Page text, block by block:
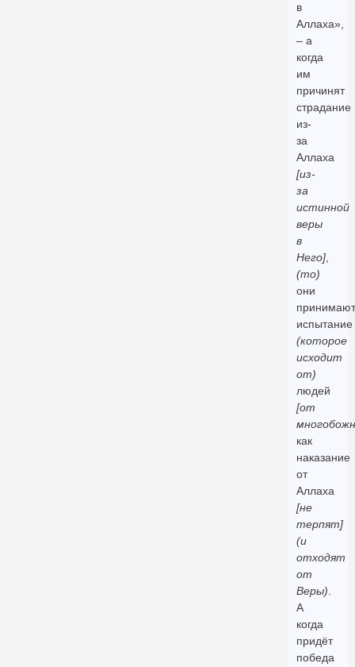
в
Аллаха»,
– а
когда
им
причинят
страдание
из-
за
Аллаха
[из-
за
истинной
веры
в
Него],
(то)
они
принимают
испытание
(которое
исходит
от)
людей
[от
как
наказание
от
Аллаха
[не
терпят]
(и
отходят
от
Веры).
А
когда
придёт
победа